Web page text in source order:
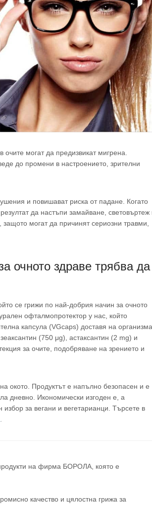
могат да предизвикат мигрена.
до промени в настроението, зрителни
и повишават риска от падане. Когато
да настъпи замайване, световъртеж
, защото могат да причинят сериозни травми,
очното здраве трябва да
се грижи по най-добрия начин за очното
офталмопротектор у нас, който
капсула (VGcaps) доставя на организма
(750 μg), астаксантин (2 mg) и
за очите, подобряване на зрението и
окото. Продуктът е напълно безопасен и е
дневно. Икономически изгоден е, а
за вегани и вегетарианци. Търсете в
.
на фирма БОРОЛА, която е
качество и цялостна грижа за